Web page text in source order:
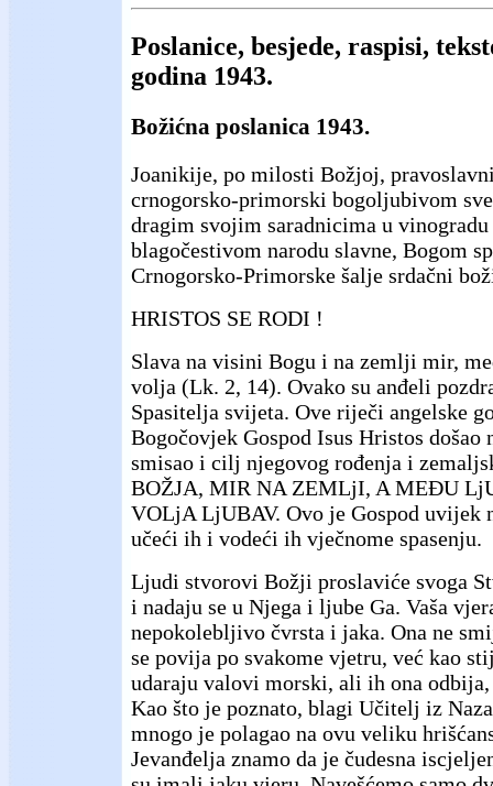
Poslanice, besjede, raspisi,
godina 1943.
Božićna poslanica 1943.
Joanikije, po milosti Božjoj,
crnogorsko-primorski bogoljubivom
dragim svojim saradnicima u
blagočestivom narodu slavne, Bogom
Crnogorsko-Primorske šalje srdačni
HRISTOS SE RODI !
Slava na visini Bogu i na zemlji mir,
volja (Lk. 2, 14). Ovako su anđeli
Spasitelja svijeta. Ove riječi angelske
Bogočovjek Gospod Isus Hristos
smisao i cilj njegovog rođenja i
BOŽJA, MIR NA ZEMLjI, A MEĐU
VOLjA LjUBAV. Ovo je Gospod uvijek
učeći ih i vodeći ih vječnome spasenju.
Ljudi stvorovi Božji proslaviće svoga
i nadaju se u Njega i ljube Ga. Vaša
nepokolebljivo čvrsta i jaka. Ona ne
se povija po svakome vjetru, već kao
udaraju valovi morski, ali ih ona
Kao što je poznato, blagi Učitelj iz
mnogo je polagao na ovu veliku
Jevanđelja znamo da je čudesna